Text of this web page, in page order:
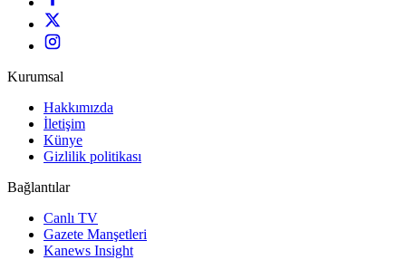
Kurumsal
Hakkımızda
İletişim
Künye
Gizlilik politikası
Bağlantılar
Canlı TV
Gazete Manşetleri
Kanews Insight